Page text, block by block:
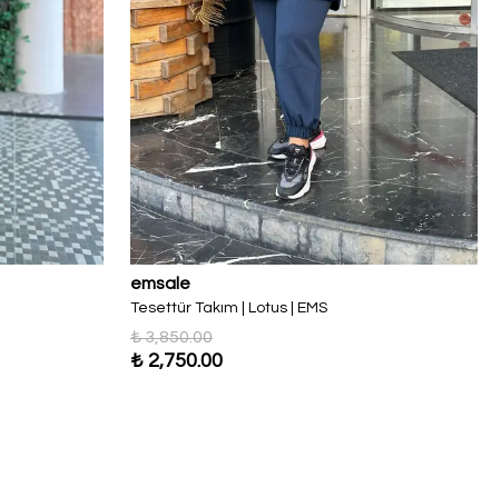
emsale
Tesettür Takım | Lotus | EMS
₺ 3,850.00
₺ 2,750.00